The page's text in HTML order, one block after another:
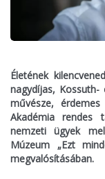
Életének
nagydíjas, Kossuth-
művésze,
Akadémia rendes
nemzeti ügyek
Múzeum „Ezt
megvalósításában.